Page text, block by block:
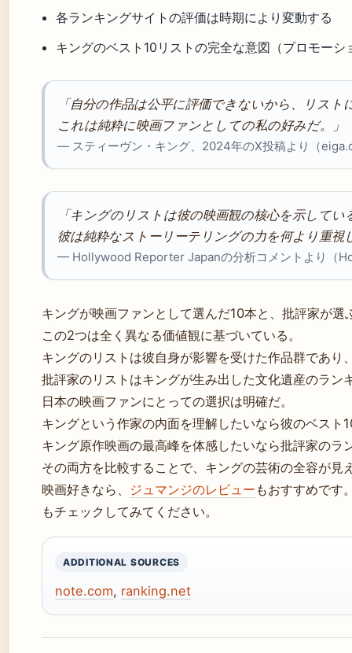
各ランキングサイトの評価は時期により変動する
キングのベスト10リストの完全な意図（プロモー
「自分の作品は公平に評価できないから、リス
これは純粋に映画ファンとしての私の好みだ。」
— スティーヴン・キング、2024年のX投稿より（
「キングのリストは彼の映画観の核心を示してい
彼は純粋なストーリーテリングの力を何より重
— Hollywood Reporter Japanの分析コメントより（
キングが映画ファンとして選んだ10本と、批評家が
この2つは全く異なる価値観に基づいている。
キングのリストは彼自身が影響を受けた作品群であり
批評家のリストはキングが生み出した文化遺産のラン
日本の映画ファンにとっての選択は明確だ。
キングという作家の内面を理解したいなら彼のベスト
キング原作映画の最高峰を体感したいなら批評家のラ
その両方を比較することで、キングの芸術の全容が見
映画好きなら、 ジュマンジのレビュー もおすすめです
もチェックしてみてください。
ADDITIONAL SOURCES
note.com, ranking.net